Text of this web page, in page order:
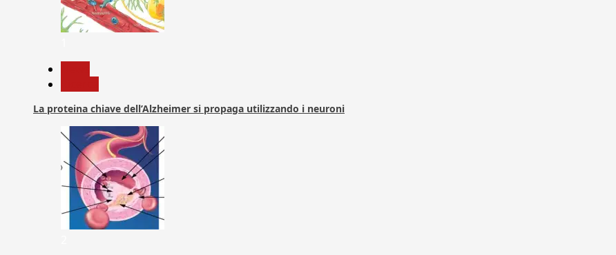
La proteina chiave dell’Alzheimer si propaga utilizzando i neuroni